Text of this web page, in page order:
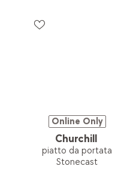
Online Only
Churchill
piatto da portata
Stonecast